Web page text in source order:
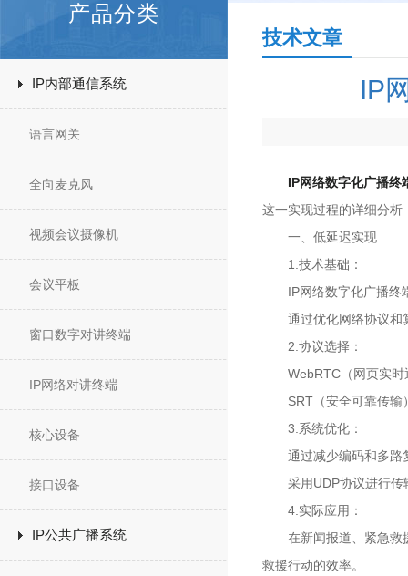
产品分类
IP内部通信系统
语言网关
全向麦克风
视频会议摄像机
会议平板
窗口数字对讲终端
IP网络对讲终端
核心设备
接口设备
IP公共广播系统
技术文章
IP
IP网络数字化广播终
这一实现过程的详细分析
一、低延迟实现
1.技术基础：
IP网络数字化广播终端
通过优化网络协议和算
2.协议选择：
WebRTC（网页实时通
SRT（安全可靠传输）
3.系统优化：
通过减少编码和多路复
采用UDP协议进行传输
4.实际应用：
在新闻报道、紧急救援
救援行动的效率。